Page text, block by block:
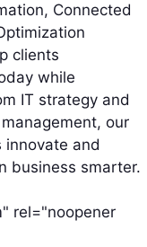
Connected
clients
while
IT strategy and
our
innovate and
business smarter.
rel="noopener